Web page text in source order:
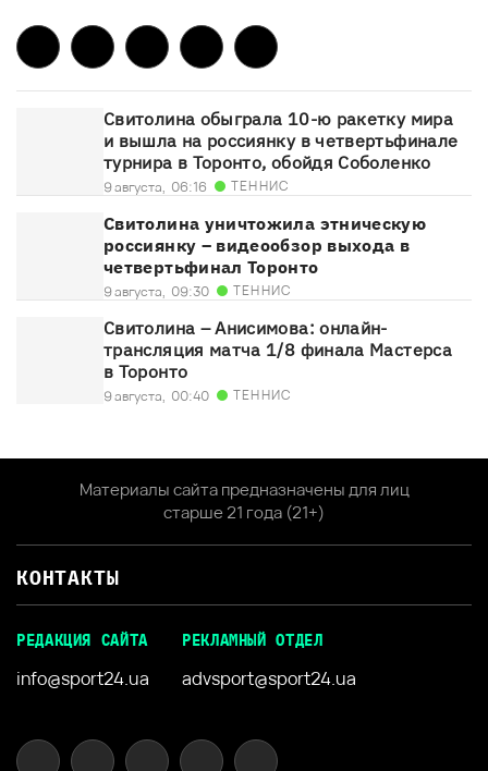
Свитолина обыграла 10-ю ракетку мира
и вышла на россиянку в четвертьфинале
турнира в Торонто, обойдя Соболенко
9 августа, 06:16 ТЕННИС
Свитолина уничтожила этническую
россиянку – видеообзор выхода в
четвертьфинал Торонто
9 августа, 09:30 ТЕННИС
Свитолина – Анисимова: онлайн-
трансляция матча 1/8 финала Мастерса
в Торонто
9 августа, 00:40 ТЕННИС
Материалы сайта предназначены для лиц
старше 21 года (21+)
КОНТАКТЫ
РЕДАКЦИЯ САЙТА
info@sport24.ua
РЕКЛАМНЫЙ ОТДЕЛ
advsport@sport24.ua